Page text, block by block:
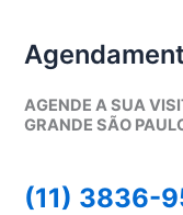
AGENDE A SUA
GRANDE SÃO
(11) 3836-